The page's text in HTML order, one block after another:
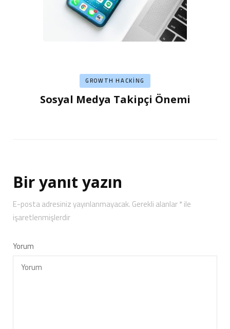
GROWTH HACKING
Sosyal Medya Takipçi Önemi
Bir yanıt yazın
E-posta adresiniz yayınlanmayacak.Gerekli alanlar*ile
işaretlenmişlerdir
Yorum